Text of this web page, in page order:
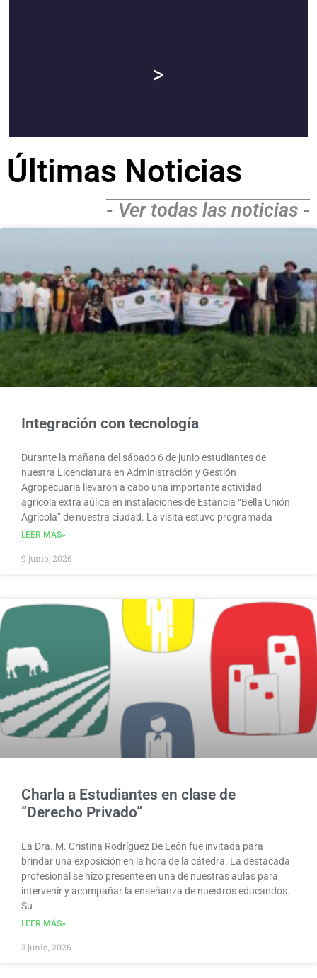
>
>>
Últimas Noticias
- Ver todas las noticias -
Integración con tecnología
Durante la mañana del sábado 6 de junio estudiantes de
nuestra Licenciatura en Administración y Gestión
Agropecuaria llevaron a cabo una importante actividad
agrícola extra aúlica en instalaciones de Estancia “Bella Unión
Agrícola” de nuestra ciudad. La visita estuvo programada
LEER MÁS»
9 junio, 2026
Charla a Estudiantes en clase de
“Derecho Privado”
La Dra. M. Cristina Rodríguez De León fue invitada para
brindar una exposición en la hora de la cátedra. La destacada
profesional se hizo presente en una de nuestras aulas para
intervenir y acompañar la enseñanza de nuestros educandos.
Su
LEER MÁS»
3 junio, 2026